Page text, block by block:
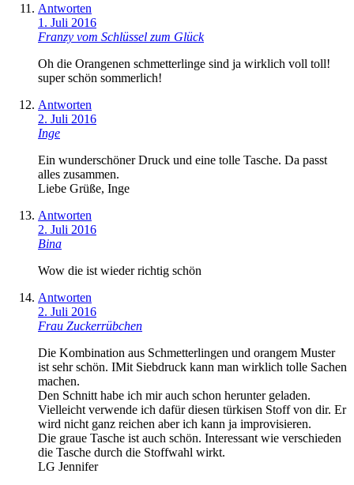
Antworten
1. Juli 2016
Franzy vom Schlüssel zum Glück
Oh die Orangenen schmetterlinge sind ja wirklich voll toll!
super schön sommerlich!
Antworten
2. Juli 2016
Inge
Ein wunderschöner Druck und eine tolle Tasche. Da passt
alles zusammen.
Liebe Grüße, Inge
Antworten
2. Juli 2016
Bina
Wow die ist wieder richtig schön
Antworten
2. Juli 2016
Frau Zuckerrübchen
Die Kombination aus Schmetterlingen und orangem Muster
ist sehr schön. IMit Siebdruck kann man wirklich tolle Sachen
machen.
Den Schnitt habe ich mir auch schon herunter geladen.
Vielleicht verwende ich dafür diesen türkisen Stoff von dir. Er
wird nicht ganz reichen aber ich kann ja improvisieren.
Die graue Tasche ist auch schön. Interessant wie verschieden
die Tasche durch die Stoffwahl wirkt.
LG Jennifer